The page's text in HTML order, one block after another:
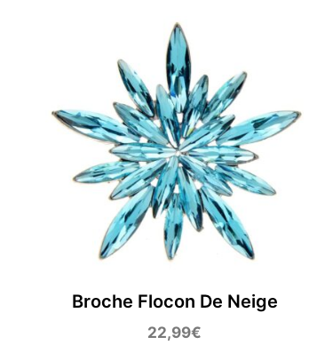
Broche Flocon De Neige
22,99€